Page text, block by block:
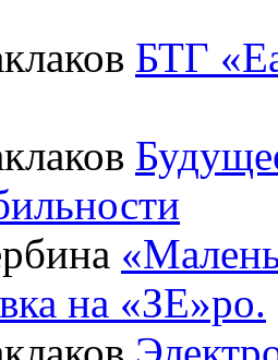
БТГ
на «ЗЕ»ро.